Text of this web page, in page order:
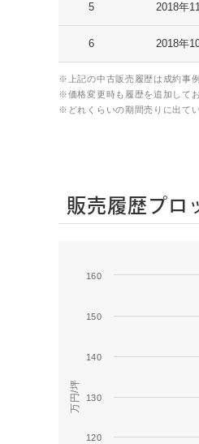
5 2018年
6 2018年
※上記の中古販売履歴は成約事
※価格変更時も履歴を追加してお
※どれくらいの期間売りに出て
販売履歴プロ
万円/坪
Series 1
120
130
140
150
160